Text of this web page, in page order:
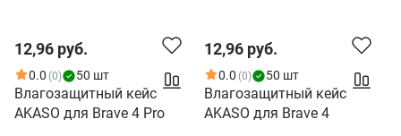
12,96 руб.
0.0 (0) 50 шт
Влагозащитный кейс
AKASO для Brave 4 Pro
12,96 руб.
0.0 (0) 50 шт
Влагозащитный кейс
AKASO для Brave 4